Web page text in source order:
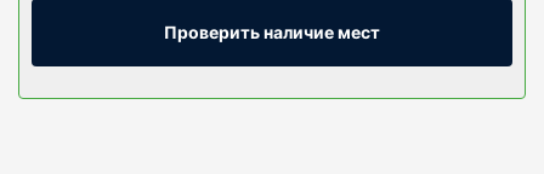
качества сделают ваш сон более комфортным.
Бесплатный беспроводной доступ к интернету
Проверить наличие мест